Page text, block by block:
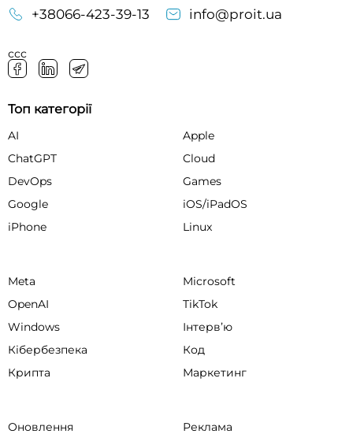
+38066-423-39-13
info@proit.ua
ссс
Топ категорії
AI
Apple
ChatGPT
Cloud
DevOps
Games
Google
iOS/iPadOS
iPhone
Linux
Meta
Microsoft
OpenAI
TikTok
Windows
Інтервʼю
Кібербезпека
Код
Крипта
Маркетинг
Оновлення
Реклама